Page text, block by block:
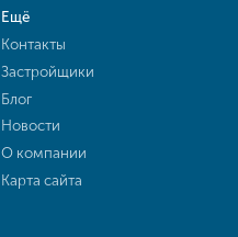
Ещё
Контакты
Застройщики
Блог
Новости
О компании
Карта сайта